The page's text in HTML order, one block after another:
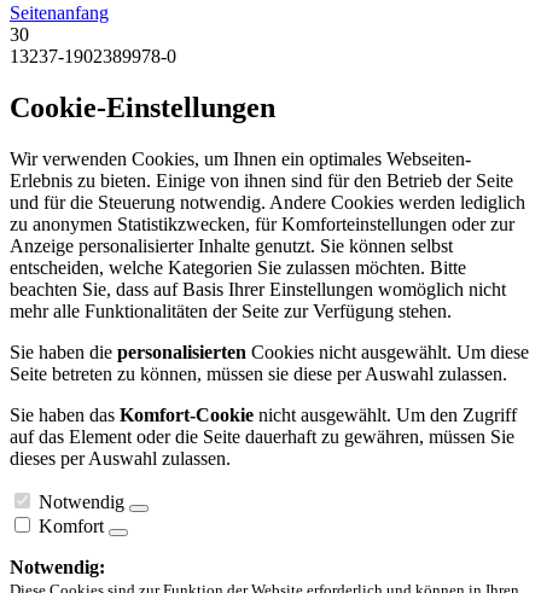
Seitenanfang
30
13237-1902389978-0
Cookie-Einstellungen
Wir verwenden Cookies, um Ihnen ein optimales Webseiten-
Erlebnis zu bieten. Einige von ihnen sind für den Betrieb der Seite
und für die Steuerung notwendig. Andere Cookies werden lediglich
zu anonymen Statistikzwecken, für Komforteinstellungen oder zur
Anzeige personalisierter Inhalte genutzt. Sie können selbst
entscheiden, welche Kategorien Sie zulassen möchten. Bitte
beachten Sie, dass auf Basis Ihrer Einstellungen womöglich nicht
mehr alle Funktionalitäten der Seite zur Verfügung stehen.
Sie haben die personalisierten Cookies nicht ausgewählt. Um diese
Seite betreten zu können, müssen sie diese per Auswahl zulassen.
Sie haben das Komfort-Cookie nicht ausgewählt. Um den Zugriff
auf das Element oder die Seite dauerhaft zu gewähren, müssen Sie
dieses per Auswahl zulassen.
Notwendig
Komfort
Notwendig: